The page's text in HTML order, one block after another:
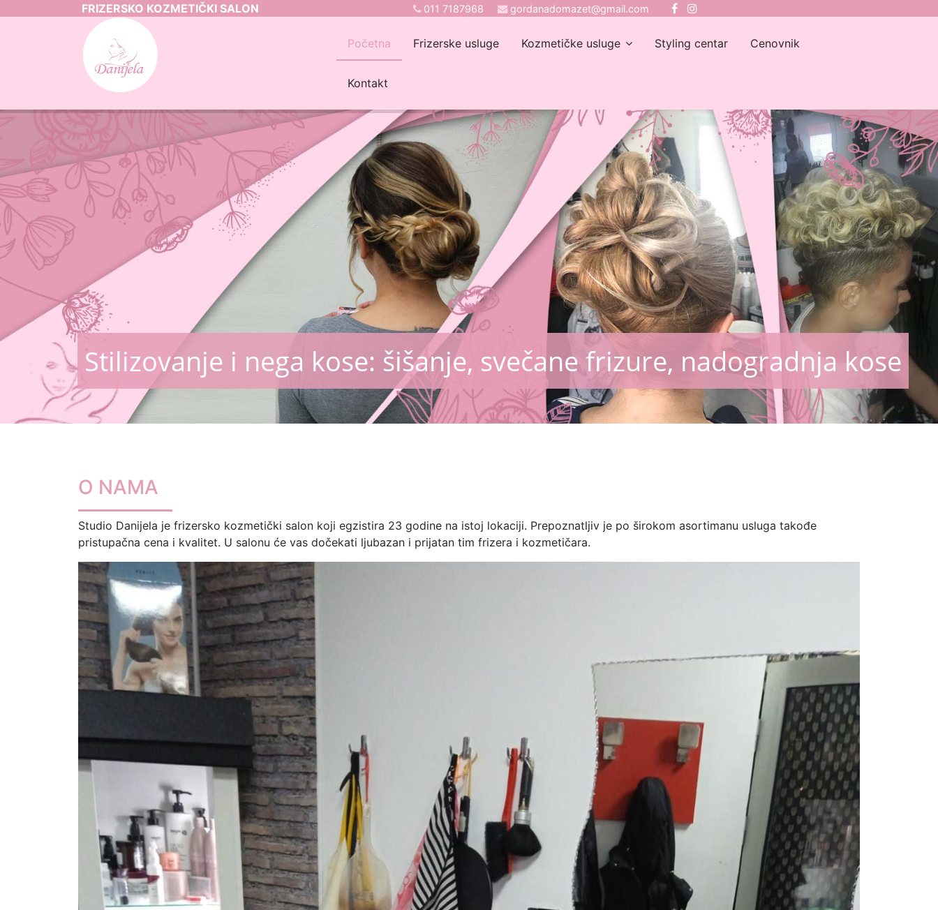
FRIZERSKO KOZMETIČKI SALON 011 7187968 gordanadomazet@gmail.com
Početna Frizerske usluge Kozmetičke usluge Styling centar Cenovnik
Kontakt
Stilizovanje i nega kose: šišanje, svečane frizure, nadogradnja kose
O NAMA
Studio Danijela je frizersko kozmetički salon koji egzistira 23 godine na istoj lokaciji. Prepoznatljiv je po širokom asortimanu usluga takođe
pristupačna cena i kvalitet. U salonu će vas dočekati ljubazan i prijatan tim frizera i kozmetičara.